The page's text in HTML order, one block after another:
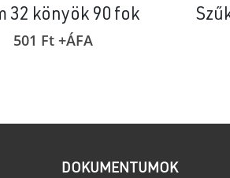
32 könyök 90 fok
501 Ft +ÁFA
DOKUMENTUMOK